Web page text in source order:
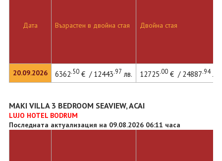
Дата
20.09.2026
Възрастен в двойна стая Двойна стая
6362.50€ / 12443.97 лв. 12725.00€ / 24887.94лв.
MAKI VILLA 3 BEDROOM SEAVIEW, ACAI
LUJO HOTEL BODRUM
Последната актуализация на 09.08.2026 06:11 часа